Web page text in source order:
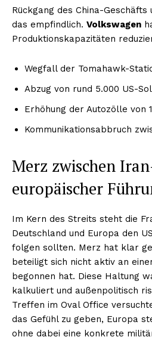
Rückgang des China-
das empfindlich. Volkswagen
Produktionskapazitäten
Wegfall der Tomahawk-
Abzug von rund 5.000 US-
Erhöhung der Autozölle von
Kommunikationsabbruch
Merz zwischen
europäischer
Im Kern des Streits steht die
Deutschland und Europa den
folgen sollten. Merz hat klar
beteiligt sich nicht aktiv an
begonnen hat. Diese Haltung
kalkuliert und außenpolitisch
Treffen im Oval Office
das Gefühl zu geben, Europa
ohne dabei eine konkrete